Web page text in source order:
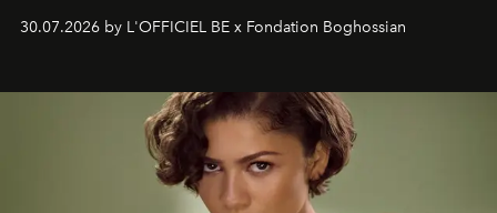
émotionnel où chaque œuvre devient le souvenir
émerveillement.
30.07.2026 by L'OFFICIEL BE x Fondation Boghossian